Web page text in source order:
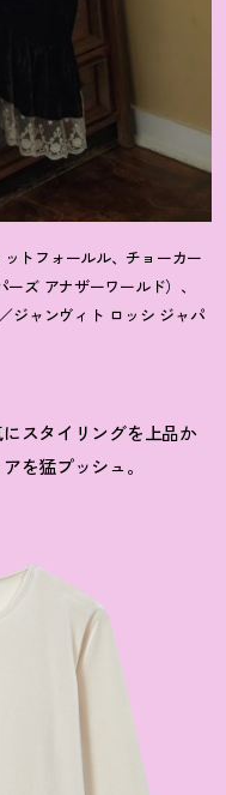
トフォールル、チョーカー
ズ アナザーワールド）、
ジャンヴィト ロッシ ジャパ
スタイリングを上品か
を猛プッシュ。